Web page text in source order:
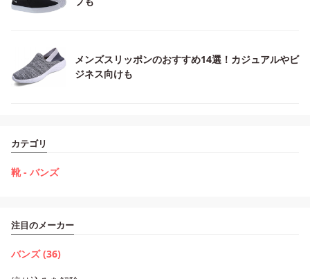
メンズスリッポンのおすすめ14選！カジュアルやビ
ジネス向けも
カテゴリ
靴 - バンズ
注目のメーカー
バンズ (36)